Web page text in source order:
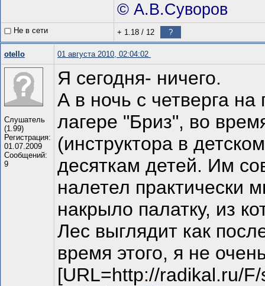
© А.В.Суворов
Не в сети + 1.18 / 12 ?
otello 01 августа 2010, 02:04:02
Слушатель
(1.99)
Регистрация:
01.07.2009
Сообщений:
9
Я сегодня- ничего.
А в ночь с четверга
лагере "Бриз", во
(инструктора в
десяткам детей. Им
налетел практически
накрыло палатку, из
Лес выглядит как
время этого, я не
[URL=http://radikal.ru/